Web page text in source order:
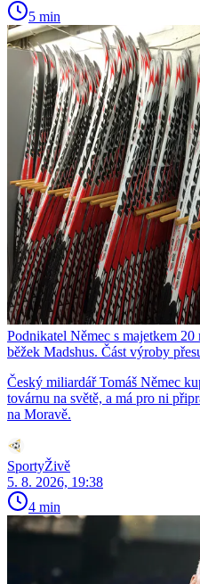
5 min
Podnikatel Němec s majetkem
běžek Madshus. Část výroby
Český miliardář Tomáš Němec
továrnu na světě, a má pro ni
na Moravě.
SportyŽivě
5. 8. 2026, 19:38
4 min